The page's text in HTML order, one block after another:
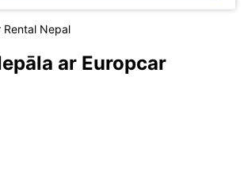
Rental Nepal
ar Europcar